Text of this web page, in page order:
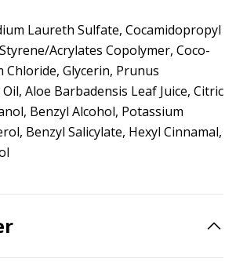
Laureth Sulfate, Cocamidopropyl
Acrylates Copolymer, Coco-
Chloride, Glycerin, Prunus
Aloe Barbadensis Leaf Juice, Citric
Benzyl Alcohol, Potassium
Benzyl Salicylate, Hexyl Cinnamal,